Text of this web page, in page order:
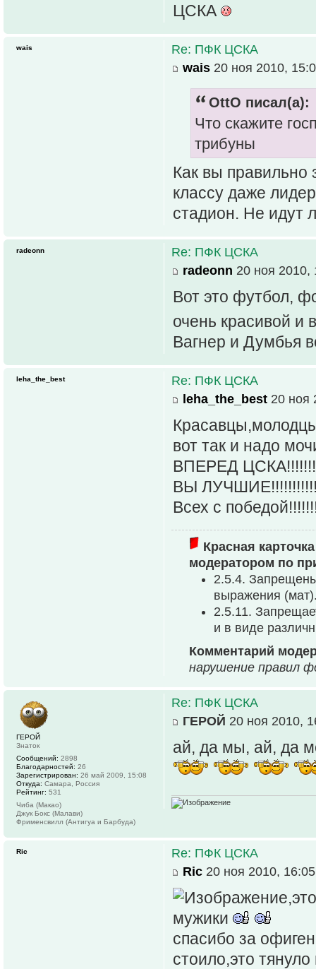
ЦСКА
Re: ПФК ЦСКА
wais 20 ноя 2010,
OttO писал(а):
Что скажите
трибуны
Как вы правильно
классу даже
стадион. Не идут
wais
Re: ПФК ЦСКА
radeonn 20 ноя 2010,
Вот это футбол,
очень красивой и
Вагнер и Думбья
radeonn
Re: ПФК ЦСКА
leha_the_best 20 ноя
вот так и надо
ВПЕРЕД
ВЫ
Всех с
Красная
модератором по
2.5.4.
выpажения
2.5.11.
и в виде
Комментарий
нарушение правил
leha_the_best
Re: ПФК ЦСКА
ГЕРОЙ 20 ноя 2010,
ай, да мы, ай, да
ГЕРОЙ
Знаток
Сообщений: 2898
Благодарностей: 26
Зарегистрирован: 26 май 2009, 15:08
Откуда: Самара, Россия
Рейтинг: 531
Чиба (Макао)
Джук Бокс (Малави)
Фрименсвилл (Антигуа и Барбуда)
Re: ПФК ЦСКА
Ric 20 ноя 2010, 16:05
мужики
спасибо за
стоило,это
Ric